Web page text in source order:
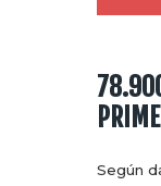
Según